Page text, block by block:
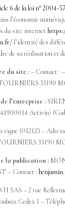
6 de la loi n° 2004-
l’économie
du site internet
l’identité des
de sa réalisation et
du site :– Contact :
FOURNIERS 33190
l’entreprise :
Activité
vigne (0121Z) –
33190
la publication :
– Contact :
SAS – 2 rue
Cedex 1 –